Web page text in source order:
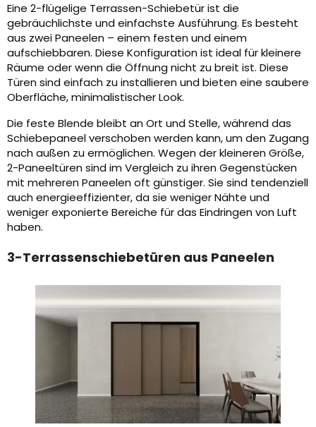
Eine 2-flügelige Terrassen-Schiebetür ist die
gebräuchlichste und einfachste Ausführung. Es besteht
aus zwei Paneelen – einem festen und einem
aufschiebbaren. Diese Konfiguration ist ideal für kleinere
Räume oder wenn die Öffnung nicht zu breit ist. Diese
Türen sind einfach zu installieren und bieten eine saubere
Oberfläche, minimalistischer Look.
Die feste Blende bleibt an Ort und Stelle, während das
Schiebepaneel verschoben werden kann, um den Zugang
nach außen zu ermöglichen. Wegen der kleineren Größe,
2-Paneeltüren sind im Vergleich zu ihren Gegenstücken
mit mehreren Paneelen oft günstiger. Sie sind tendenziell
auch energieeffizienter, da sie weniger Nähte und
weniger exponierte Bereiche für das Eindringen von Luft
haben.
3-Terrassenschiebetüren aus Paneelen